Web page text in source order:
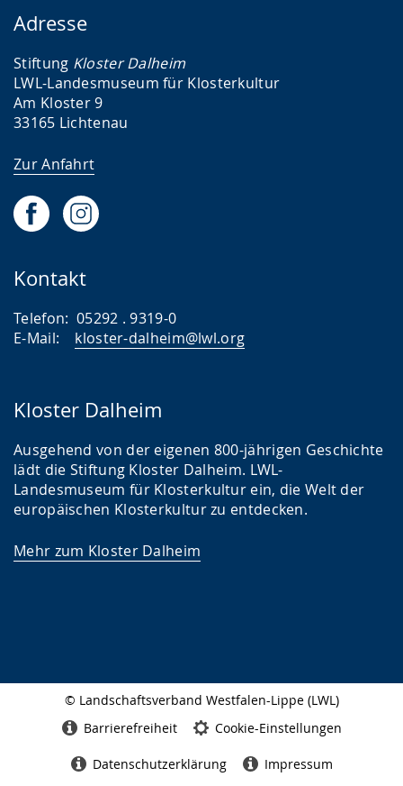
Adresse
Stiftung Kloster Dalheim
LWL-Landesmuseum für Klosterkultur
Am Kloster 9
33165 Lichtenau
Zur Anfahrt
Kontakt
Telefon: 05292 . 9319-0
E-Mail: kloster-dalheim@lwl.org
Kloster Dalheim
Ausgehend von der eigenen 800-jährigen Geschichte
lädt die Stiftung Kloster Dalheim. LWL-
Landesmuseum für Klosterkultur ein, die Welt der
europäischen Klosterkultur zu entdecken.
Mehr zum Kloster Dalheim
© Landschaftsverband Westfalen-Lippe (LWL)
Barrierefreiheit Cookie-Einstellungen
Datenschutzerklärung Impressum